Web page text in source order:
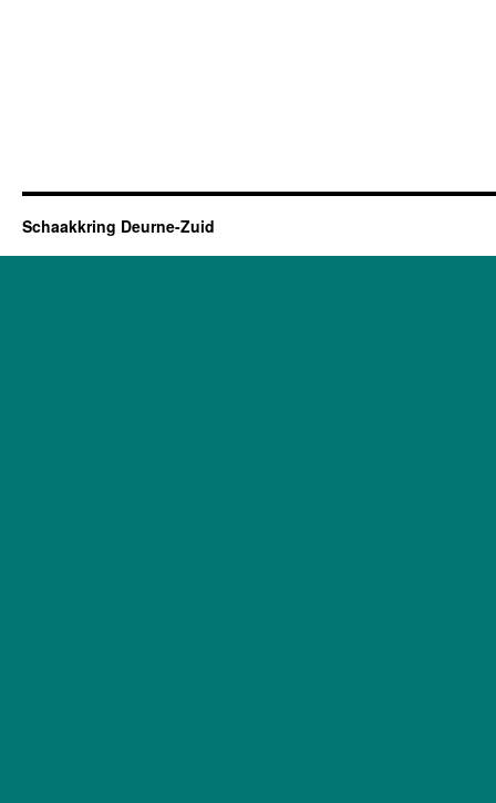
Schaakkring Deurne-Zuid